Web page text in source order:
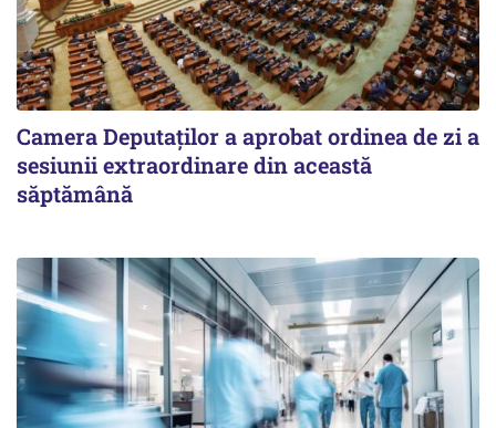
Camera Deputaților a aprobat ordinea de zi a
sesiunii extraordinare din această
săptămână